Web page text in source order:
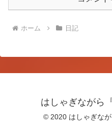
ホーム 日記
はしゃぎながら
© 2020 はしゃぎなが